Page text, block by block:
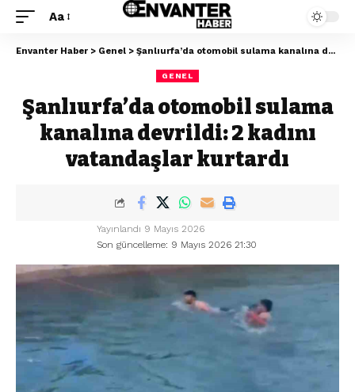
Aa
Envanter Haber > Genel > Şanlıurfa’da otomobil sulama kanalına devrildi: 2 kadını vatandaşlar kurtardı
GENEL
Şanlıurfa’da otomobil sulama
kanalına devrildi: 2 kadını
vatandaşlar kurtardı
Son güncelleme: 9 Mayıs 2026 21:30
Yayınlandı 9 Mayıs 2026